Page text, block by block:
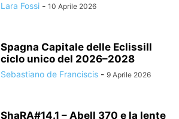
Lara Fossi - 10 Aprile 2026
Spagna Capitale delle EclissiIl
ciclo unico del 2026–2028
Sebastiano de Franciscis - 9 Aprile 2026
ShaRA#14.1 – Abell 370 e la lente